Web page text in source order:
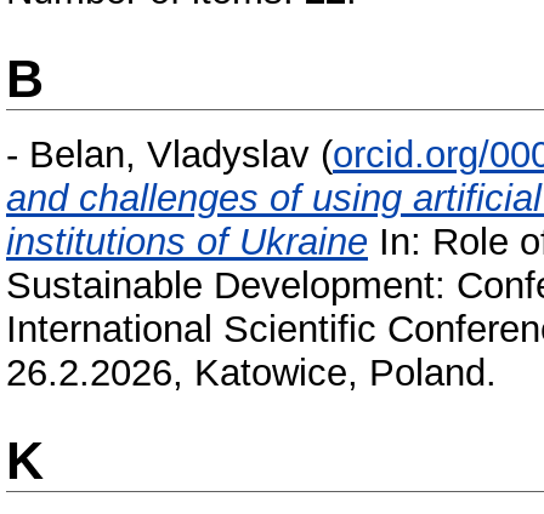
B
- Belan, Vladyslav (orcid.org/
and challenges of using
institutions of Ukraine In: Role
Sustainable Development:
International Scientific
26.2.2026, Katowice, Poland.
K